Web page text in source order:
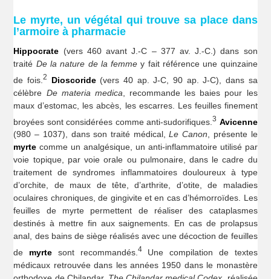
Le myrte, un végétal qui trouve sa place dans
l’armoire à pharmacie
Hippocrate (vers 460 avant J.-C – 377 av. J.-C.) dans son
traité De la nature de la femme y fait référence une quinzaine
de fois.2 Dioscoride(vers 40 ap. J-C, 90 ap. J-C), dans sa
célèbre De materia medica , recommande les baies pour les
maux d’estomac, les abcès, les escarres. Les feuilles finement
broyées sont considérées comme anti-sudorifiques.3 Avicenne
(980 – 1037), dans son traité médical,Le Canon, présente le
myrte comme un analgésique, un anti-inflammatoire utilisé par
voie topique, par voie orale ou pulmonaire, dans le cadre du
traitement de syndromes inflammatoires douloureux à type
d’orchite, de maux de tête, d’arthrite, d’otite, de maladies
oculaires chroniques, de gingivite et en cas d’hémorroïdes. Les
feuilles de myrte permettent de réaliser des cataplasmes
destinés à mettre fin aux saignements. En cas de prolapsus
anal, des bains de siège réalisés avec une décoction de feuilles
de myrte sont recommandés. 4Une compilation de textes
médicaux retrouvée dans les années 1950 dans le monastère